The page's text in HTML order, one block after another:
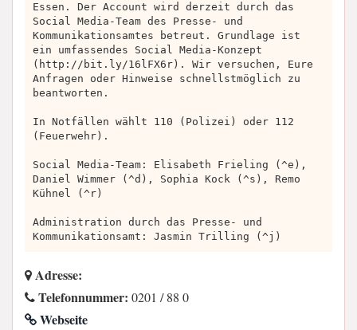
Essen. Der Account wird derzeit durch das
Social Media-Team des Presse- und
Kommunikationsamtes betreut. Grundlage ist
ein umfassendes Social Media-Konzept
(http://bit.ly/16lFX6r). Wir versuchen, Eure
Anfragen oder Hinweise schnellstmöglich zu
beantworten.
In Notfällen wählt 110 (Polizei) oder 112
(Feuerwehr).
Social Media-Team: Elisabeth Frieling (^e),
Daniel Wimmer (^d), Sophia Kock (^s), Remo
Kühnel (^r)
Administration durch das Presse- und
Kommunikationsamt: Jasmin Trilling (^j)
Adresse:
Telefonnummer: 0201 / 88 0
Webseite